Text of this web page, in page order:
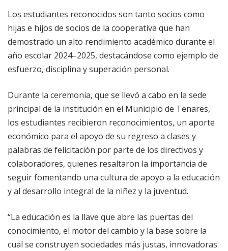
Los estudiantes reconocidos son tanto socios como
hijas e hijos de socios de la cooperativa que han
demostrado un alto rendimiento académico durante el
año escolar 2024–2025, destacándose como ejemplo de
esfuerzo, disciplina y superación personal.
Durante la ceremonia, que se llevó a cabo en la sede
principal de la institución en el Municipio de Tenares,
los estudiantes recibieron reconocimientos, un aporte
económico para el apoyo de su regreso a clases y
palabras de felicitación por parte de los directivos y
colaboradores, quienes resaltaron la importancia de
seguir fomentando una cultura de apoyo a la educación
y al desarrollo integral de la niñez y la juventud.
“La educación es la llave que abre las puertas del
conocimiento, el motor del cambio y la base sobre la
cual se construyen sociedades más justas, innovadoras